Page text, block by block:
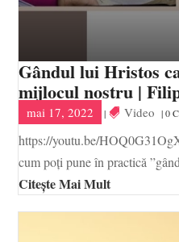
Gândul lui Hristos
mijlocul nostru |
mai 17, 2022 | Video | 0
https://youtu.be/
cum poți pune în practică
Citește Mai Mult